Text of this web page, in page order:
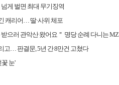
게 벌면 최대 무기징역
캐리어… 딸·사위 체포
으러 관악산 왔어요＂ 명당 순례 다니는 MZ
고… 판결문, 5년 간 8만건 고쳤다
눈'